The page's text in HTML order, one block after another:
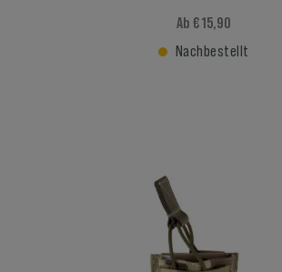
Ab € 15,90
Nachbestellt